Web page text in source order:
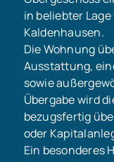
in beliebter
Kaldenhausen.
Die Wohnung
Ausstattung,
sowie
Übergabe wird
bezugsfertig
oder
Ein besonderes